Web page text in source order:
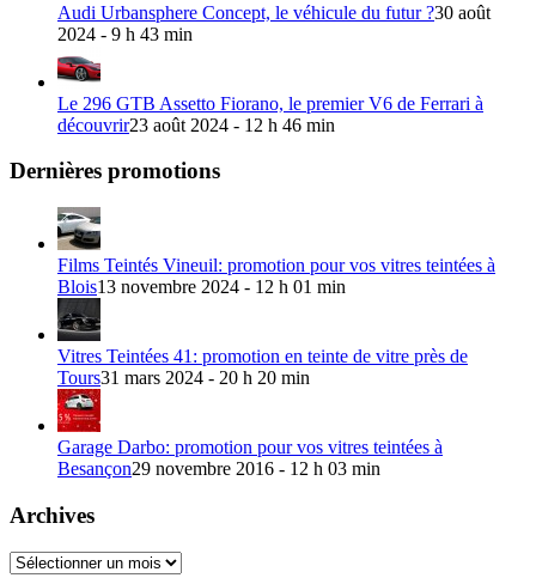
Audi Urbansphere Concept, le véhicule du futur ?30 août
2024 - 9 h 43 min
Le 296 GTB Assetto Fiorano, le premier V6 de Ferrari à
découvrir23 août 2024 - 12 h 46 min
Dernières promotions
Films Teintés Vineuil: promotion pour vos vitres teintées à
Blois13 novembre 2024 - 12 h 01 min
Vitres Teintées 41: promotion en teinte de vitre près de
Tours31 mars 2024 - 20 h 20 min
Garage Darbo: promotion pour vos vitres teintées à
Besançon29 novembre 2016 - 12 h 03 min
Archives
Archives